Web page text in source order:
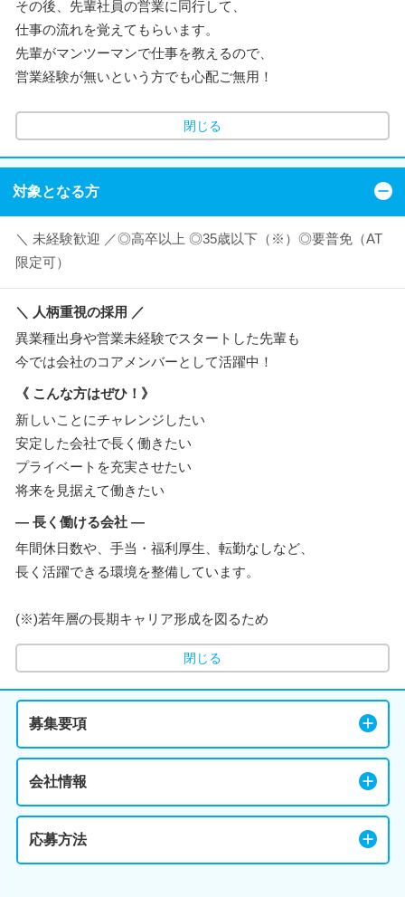
その後、先輩社員の営業に同行して、
仕事の流れを覚えてもらいます。
先輩がマンツーマンで仕事を教えるので、
営業経験が無いという方でも心配ご無用！
閉じる
対象となる方
＼ 未経験歓迎 ／◎高卒以上 ◎35歳以下（※）◎要普免（AT
限定可）
＼ 人柄重視の採用 ／
異業種出身や営業未経験でスタートした先輩も
今では会社のコアメンバーとして活躍中！
《 こんな方はぜひ！》
新しいことにチャレンジしたい
安定した会社で長く働きたい
プライベートを充実させたい
将来を見据えて働きたい
― 長く働ける会社 ―
年間休日数や、手当・福利厚生、転勤なしなど、
長く活躍できる環境を整備しています。
(※)若年層の長期キャリア形成を図るため
閉じる
募集要項
会社情報
応募方法